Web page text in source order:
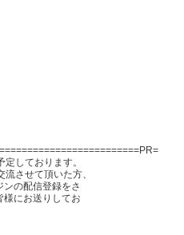
しております。
させて頂いた方、
の配信登録をさ
様にお送りしてお